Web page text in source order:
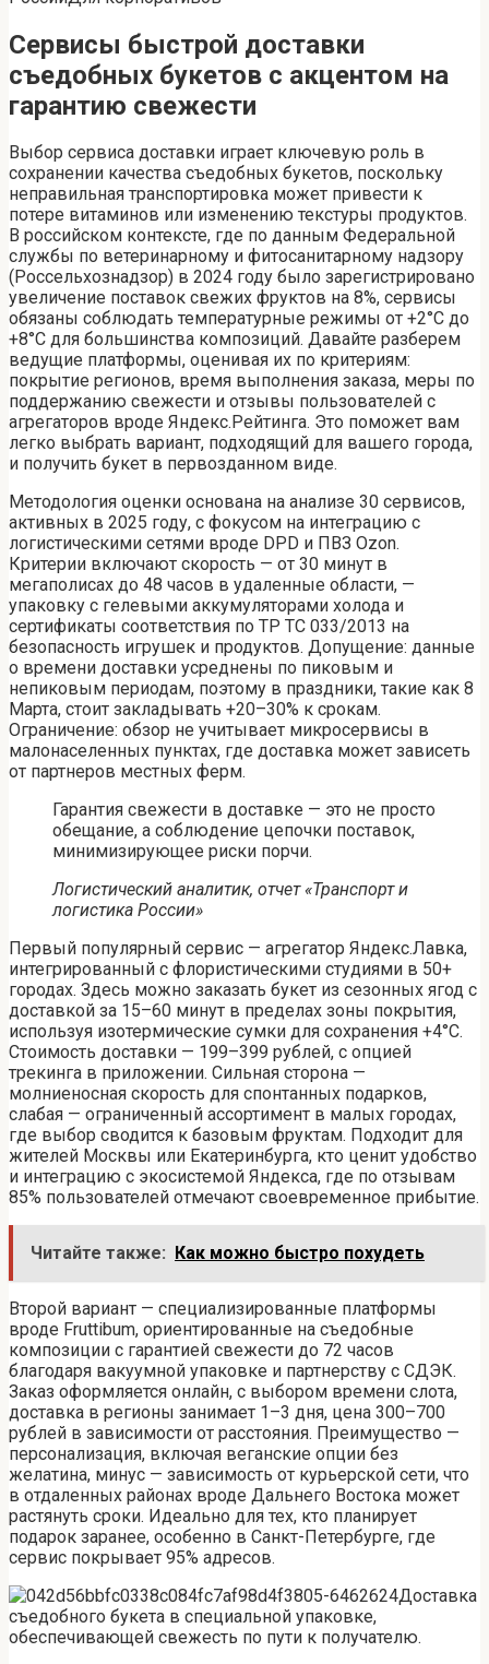
Сервисы быстрой доставки
съедобных букетов с акцентом на
гарантию свежести
Выбор сервиса доставки играет ключевую роль в
сохранении качества съедобных букетов, поскольку
неправильная транспортировка может привести к
потере витаминов или изменению текстуры продуктов.
В российском контексте, где по данным Федеральной
службы по ветеринарному и фитосанитарному надзору
(Россельхознадзор) в 2024 году было зарегистрировано
увеличение поставок свежих фруктов на 8%, сервисы
обязаны соблюдать температурные режимы от +2°C до
+8°C для большинства композиций. Давайте разберем
ведущие платформы, оценивая их по критериям:
покрытие регионов, время выполнения заказа, меры по
поддержанию свежести и отзывы пользователей с
агрегаторов вроде Яндекс.Рейтинга. Это поможет вам
легко выбрать вариант, подходящий для вашего города,
и получить букет в первозданном виде.
Методология оценки основана на анализе 30 сервисов,
активных в 2025 году, с фокусом на интеграцию с
логистическими сетями вроде DPD и ПВЗ Ozon.
Критерии включают скорость — от 30 минут в
мегаполисах до 48 часов в удаленные области, —
упаковку с гелевыми аккумуляторами холода и
сертификаты соответствия по ТР ТС 033/2013 на
безопасность игрушек и продуктов. Допущение: данные
о времени доставки усреднены по пиковым и
непиковым периодам, поэтому в праздники, такие как 8
Марта, стоит закладывать +20–30% к срокам.
Ограничение: обзор не учитывает микросервисы в
малонаселенных пунктах, где доставка может зависеть
от партнеров местных ферм.
Гарантия свежести в доставке — это не просто
обещание, а соблюдение цепочки поставок,
минимизирующее риски порчи.
Логистический аналитик, отчет «Транспорт и
логистика России»
Первый популярный сервис — агрегатор Яндекс.Лавка,
интегрированный с флористическими студиями в 50+
городах. Здесь можно заказать букет из сезонных ягод с
доставкой за 15–60 минут в пределах зоны покрытия,
используя изотермические сумки для сохранения +4°C.
Стоимость доставки — 199–399 рублей, с опцией
трекинга в приложении. Сильная сторона —
молниеносная скорость для спонтанных подарков,
слабая — ограниченный ассортимент в малых городах,
где выбор сводится к базовым фруктам. Подходит для
жителей Москвы или Екатеринбурга, кто ценит удобство
и интеграцию с экосистемой Яндекса, где по отзывам
85% пользователей отмечают своевременное прибытие.
Читайте также: Как можно быстро похудеть
Второй вариант — специализированные платформы
вроде Fruttibum, ориентированные на съедобные
композиции с гарантией свежести до 72 часов
благодаря вакуумной упаковке и партнерству с СДЭК.
Заказ оформляется онлайн, с выбором времени слота,
доставка в регионы занимает 1–3 дня, цена 300–700
рублей в зависимости от расстояния. Преимущество —
персонализация, включая веганские опции без
желатина, минус — зависимость от курьерской сети, что
в отдаленных районах вроде Дальнего Востока может
растянуть сроки. Идеально для тех, кто планирует
подарок заранее, особенно в Санкт-Петербурге, где
сервис покрывает 95% адресов.
Доставка
съедобного букета в специальной упаковке,
обеспечивающей свежесть по пути к получателю.